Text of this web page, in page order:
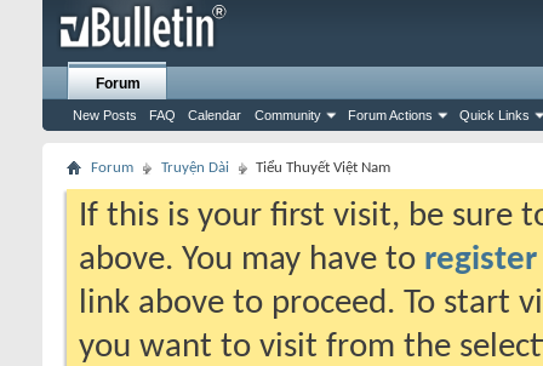
Forum
New Posts FAQ Calendar Community Forum Actions Quick Links
Forum Truyện Dài Tiểu Thuyết Việt Nam
If this is your first visit, be sure
above. You may have to register
link above to proceed. To start
you want to visit from the